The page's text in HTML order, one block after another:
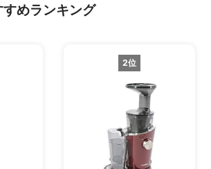
めランキング
2位